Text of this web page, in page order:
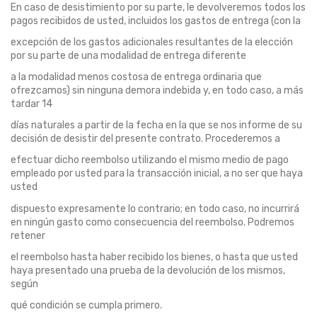
En caso de desistimiento por su parte, le devolveremos todos los
pagos recibidos de usted, incluidos los gastos de entrega (con la
excepción de los gastos adicionales resultantes de la elección
por su parte de una modalidad de entrega diferente
a la modalidad menos costosa de entrega ordinaria que
ofrezcamos) sin ninguna demora indebida y, en todo caso, a más
tardar 14
días naturales a partir de la fecha en la que se nos informe de su
decisión de desistir del presente contrato. Procederemos a
efectuar dicho reembolso utilizando el mismo medio de pago
empleado por usted para la transacción inicial, a no ser que haya
usted
dispuesto expresamente lo contrario; en todo caso, no incurrirá
en ningún gasto como consecuencia del reembolso. Podremos
retener
el reembolso hasta haber recibido los bienes, o hasta que usted
haya presentado una prueba de la devolución de los mismos,
según
qué condición se cumpla primero.